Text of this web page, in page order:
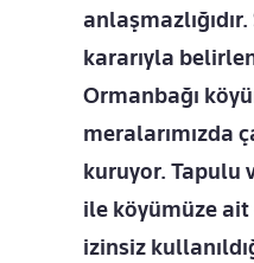
anlaşmazlığıdır.
kararıyla
Ormanbağı
meralarımızda
kuruyor. Tapulu
ile köyümüze
izinsiz